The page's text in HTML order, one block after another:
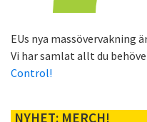
EUs nya
Vi har samlat allt du
Control!
NYHET: MERCH!